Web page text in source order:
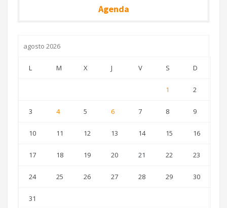
Agenda
agosto 2026
L M X J V S D
1 2
3 4 5 6 7 8 9
10 11 12 13 14 15 16
17 18 19 20 21 22 23
24 25 26 27 28 29 30
31